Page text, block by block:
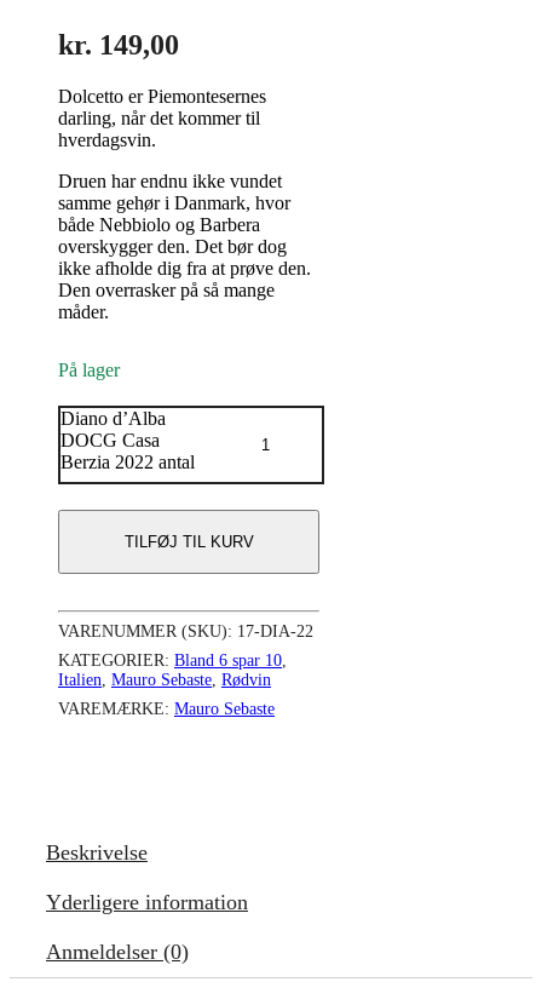
kr. 149,00
Dolcetto er Piemontesernes
darling, når det kommer til
hverdagsvin.
Druen har endnu ikke vundet
samme gehør i Danmark, hvor
både Nebbiolo og Barbera
overskygger den. Det bør dog
ikke afholde dig fra at prøve den.
Den overrasker på så mange
måder.
På lager
Diano d’Alba
DOCG Casa
Berzia 2022 antal
TILFØJ TIL KURV
VARENUMMER (SKU): 17-DIA-22
KATEGORIER: Bland 6 spar 10
Italien Mauro Sebaste Rødvin
VAREMÆRKE: Mauro Sebaste
Beskrivelse
Yderligere information
Anmeldelser (0)